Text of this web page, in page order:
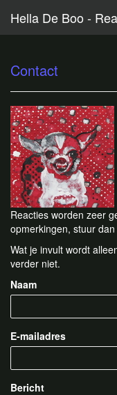
Hella De Boo -
Contact
Reacties worden zeer
opmerkingen, stuur
Wat je invult wordt
verder niet.
Naam
E-mailadres
Bericht